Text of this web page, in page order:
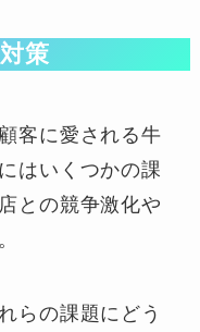
策
客に愛される牛
はいくつかの課
との競争激化や
らの課題にどう